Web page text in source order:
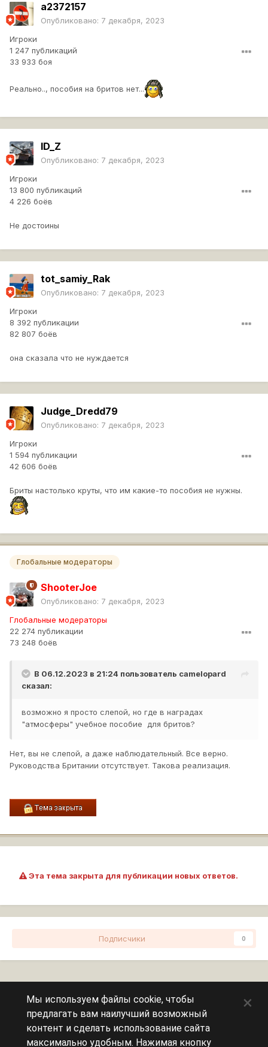
a2372157
Опубликовано: 7 декабря, 2023
Игроки
1 247 публикаций
33 933 боя
Реально.., пособия на бритов нет...
ID_Z
Опубликовано: 7 декабря, 2023
Игроки
13 800 публикаций
4 226 боёв
Не достоины
tot_samiy_Rak
Опубликовано: 7 декабря, 2023
Игроки
8 392 публикации
82 807 боёв
она сказала что не нуждается
Judge_Dredd79
Опубликовано: 7 декабря, 2023
Игроки
1 594 публикации
42 606 боёв
Бриты настолько круты, что им какие-то пособия не нужны.
Глобальные модераторы
ShooterJoe
Опубликовано: 7 декабря, 2023
Глобальные модераторы
22 274 публикации
73 248 боёв
В 06.12.2023 в 21:24 пользователь camelopard
сказал:
возможно я просто слепой, но где в наградах
"атмосферы" учебное пособие для бритов?
Нет, вы не слепой, а даже наблюдательный. Все верно.
Руководства Британии отсутствует. Такова реализация.
Эта тема закрыта для публикации новых ответов.
Подписчики 0
Сейчас на странице
Мы используем файлы cookie, чтобы
предлагать вам наилучший возможный
контент и сделать использование сайта
максимально удобным. Нажимая кнопку
×